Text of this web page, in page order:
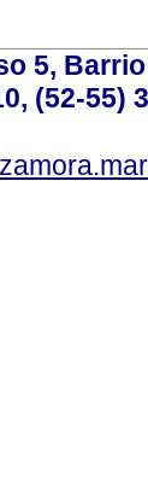
5,
(52-55)